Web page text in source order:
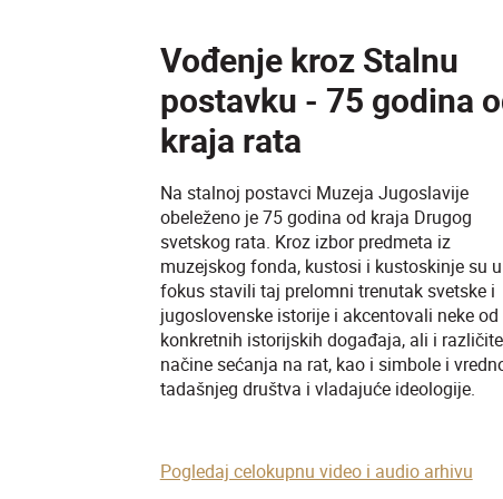
Vođenje kroz Stalnu
postavku - 75 godina
kraja rata
Na stalnoj postavci Muzeja Jugoslavije
obeleženo je 75 godina od kraja Drugog
svetskog rata. Kroz izbor predmeta iz
muzejskog fonda, kustosi i kustoskinje su u
fokus stavili taj prelomni trenutak svetske i
jugoslovenske istorije i akcentovali neke od
konkretnih istorijskih događaja, ali i različite
načine sećanja na rat, kao i simbole i
tadašnjeg društva i vladajuće ideologije.
Pogledaj celokupnu video i audio arhivu